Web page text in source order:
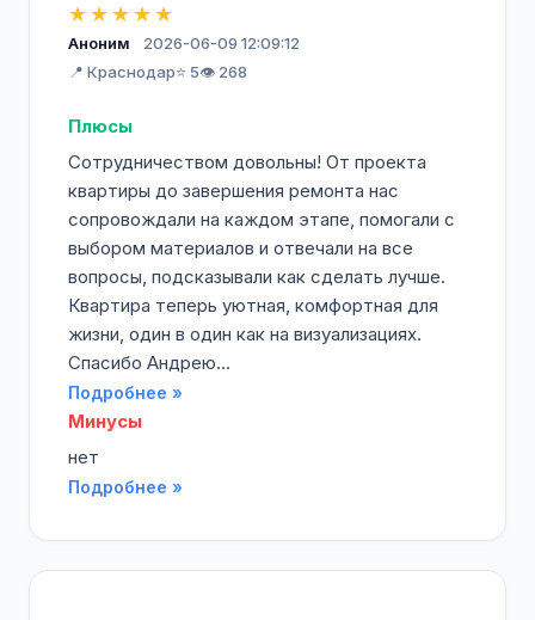
★★★★★
Аноним
2026-06-09 12:09:12
📍 Краснодар⭐ 5👁️ 268
Плюсы
Сотрудничеством довольны! От проекта
квартиры до завершения ремонта нас
сопровождали на каждом этапе, помогали с
выбором материалов и отвечали на все
вопросы, подсказывали как сделать лучше.
Квартира теперь уютная, комфортная для
жизни, один в один как на визуализациях.
Спасибо Андрею...
Подробнее »
Минусы
нет
Подробнее »